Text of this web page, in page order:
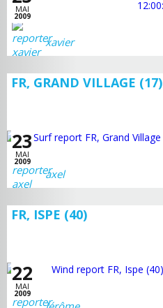
MAI
2009
xavier
FR, GRAND VILLAGE (17)
23
MAI
2009
axel
FR, ISPE (40)
22
MAI
2009